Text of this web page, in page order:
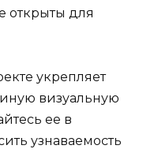
открыты для
укрепляет
визуальную
ее в
узнаваемость